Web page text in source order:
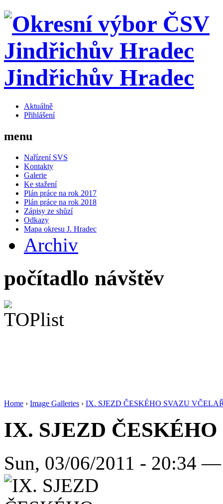
Jindřichův Hradec
Aktuálně
Přihlášení
menu
Nařízení SVS
Kontakty
Galerie
Ke stažení
Plán práce na rok 2017
Plán práce na rok 2018
Zápisy ze shůzí
Odkazy
Mapa okresu J. Hradec
Archiv
počítadlo návštěv
Home › Image Galleries › IX. SJEZD ČESKÉHO SVAZU
IX. SJEZD
Sun, 03/06/2011 - 20:34